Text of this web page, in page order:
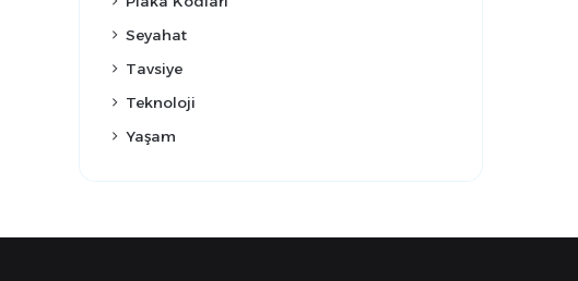
Seyahat
Tavsiye
Teknoloji
Yaşam